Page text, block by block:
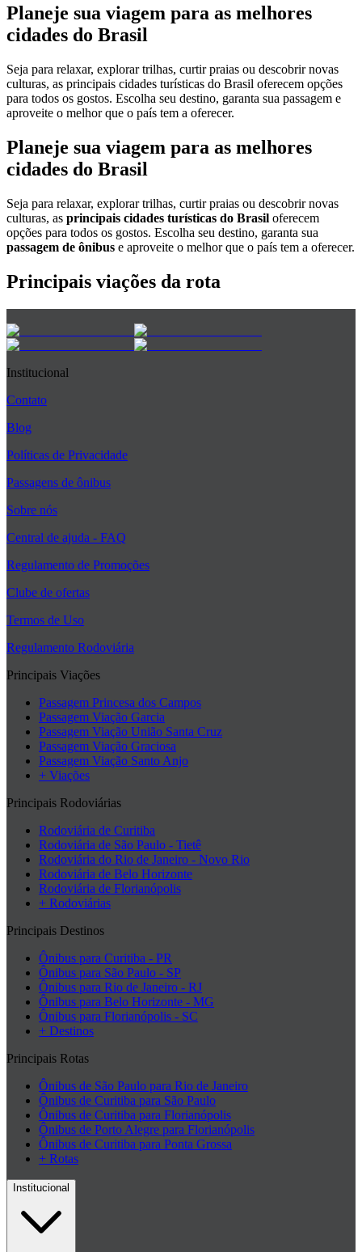
Planeje sua viagem para as melhores
cidades do Brasil
Seja para relaxar, explorar trilhas, curtir praias ou descobrir novas
culturas, as principais cidades turísticas do Brasil oferecem opções
para todos os gostos. Escolha seu destino, garanta sua passagem e
aproveite o melhor que o país tem a oferecer.
Planeje sua viagem para as melhores
cidades do Brasil
Seja para relaxar, explorar trilhas, curtir praias ou descobrir novas
culturas, as principais cidades turísticas do Brasil oferecem
opções para todos os gostos. Escolha seu destino, garanta sua
passagem de ônibus e aproveite o melhor que o país tem a oferecer.
Principais viações da rota
Institucional
Contato
Blog
Políticas de Privacidade
Passagens de ônibus
Sobre nós
Central de ajuda - FAQ
Regulamento de Promoções
Clube de ofertas
Termos de Uso
Regulamento Rodoviária
Principais Viações
Passagem Princesa dos Campos
Passagem Viação Garcia
Passagem Viação União Santa Cruz
Passagem Viação Graciosa
Passagem Viação Santo Anjo
+ Viações
Principais Rodoviárias
Rodoviária de Curitiba
Rodoviária de São Paulo - Tietê
Rodoviária do Rio de Janeiro - Novo Rio
Rodoviária de Belo Horizonte
Rodoviária de Florianópolis
+ Rodoviárias
Principais Destinos
Ônibus para Curitiba - PR
Ônibus para São Paulo - SP
Ônibus para Rio de Janeiro - RJ
Ônibus para Belo Horizonte - MG
Ônibus para Florianópolis - SC
+ Destinos
Principais Rotas
Ônibus de São Paulo para Rio de Janeiro
Ônibus de Curitiba para São Paulo
Ônibus de Curitiba para Florianópolis
Ônibus de Porto Alegre para Florianópolis
Ônibus de Curitiba para Ponta Grossa
+ Rotas
Institucional